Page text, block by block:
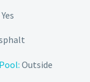
Yes
Outside